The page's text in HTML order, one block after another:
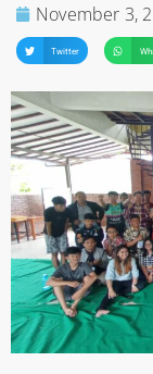
November 3,
Twitter